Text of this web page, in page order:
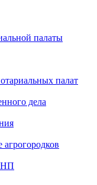
палаты
палат
дела